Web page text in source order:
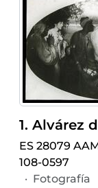
ES 28079
108-0597
· Fotografía